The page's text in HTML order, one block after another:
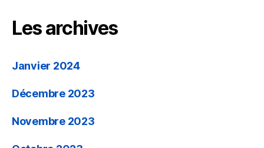
Les archives
Janvier 2024
Décembre 2023
Novembre 2023